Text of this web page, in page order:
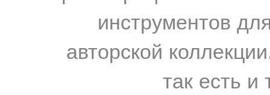
инструментов
авторской
так есть и